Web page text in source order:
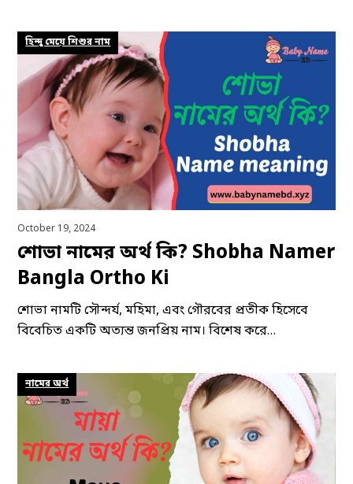
হিন্দু মেয়ে শিশুর নাম
October 19, 2024
শোভা নামের অর্থ কি? Shobha Namer
Bangla Ortho Ki
শোভা নামটি সৌন্দর্য, মহিমা, এবং গৌরবের প্রতীক হিসেবে
বিবেচিত একটি অত্যন্ত জনপ্রিয় নাম। বিশেষ করে…
নামের অর্থ